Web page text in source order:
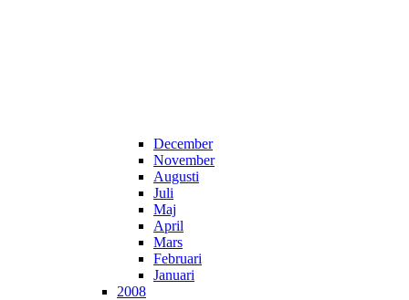
December
November
Augusti
Juli
Maj
April
Mars
Februari
Januari
2008